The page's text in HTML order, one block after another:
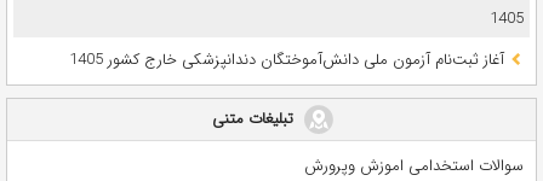
1405
آغاز ثبت‌نام آزمون ملی دانش‌آموختگان دندانپزشکی خارج کشور 1405
تبلیغات متنی
سوالات استخدامی اموزش وپرورش